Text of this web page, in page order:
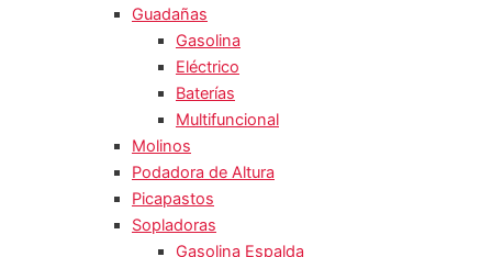
Guadañas
Gasolina
Eléctrico
Baterías
Multifuncional
Molinos
Podadora de Altura
Picapastos
Sopladoras
Gasolina Espalda